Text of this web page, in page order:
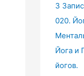
3
020.
Йога и
йогов.